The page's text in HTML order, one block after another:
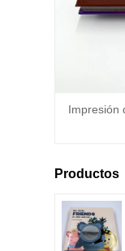
Impresión
Productos